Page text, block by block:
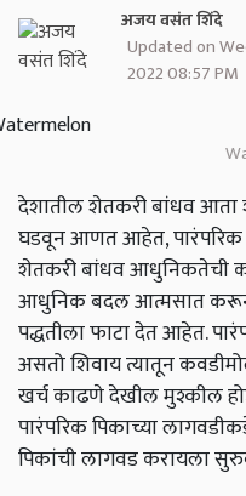
अजय वसंत शिंदे
Updated on
2022 08:57 PM
देशातील शेतकरी बांधव आता
घडवून आणत आहेत, पारंपरिक
शेतकरी बांधव आधुनिकतेची
आधुनिक बदल आत्मसात करून
पद्धतीला फाटा देत आहेत.
असतो शिवाय त्यातून
खर्च काढणे देखील मुश्कील
पारंपरिक पिकाच्या
पिकांची लागवड करायला